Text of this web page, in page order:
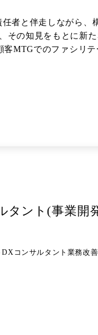
者と伴走しながら
に新たなオファリング
客MTGでのファシ
策定・組織支援 既
ス戦略の企画・実行
ションのプロジェクトにおいて、顧
を通じて得たナレッジを新たなサービスとし
規事業を検討したり
ミュニケーションを取るこ
れ、上長や先輩社員
タント(事業開
DXコンサルタント 業務改